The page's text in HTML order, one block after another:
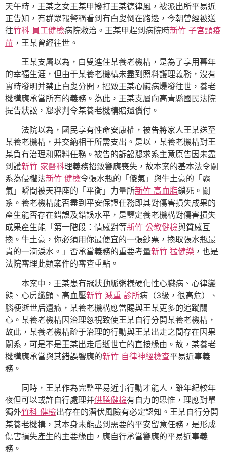
天午時，王某之女王某甲撥打王某德律風，被派出所平易近
正告知，有群眾報警稱看到有白叟倒在路邊，今朝曾經被送
往竹科 員工健檢病院救治。王某甲趕到病院時新竹 子宮頸疫
苗 ，王某曾經往世。
王某支屬以為，白叟進住某養老機構，是為了享用暮年
的幸福生涯，但由于某養老機構未盡到照料護理義務，沒有
實時發明并禁止白叟分開，招致王某心臟病爆發往世，養老
機構應承當所有的義務。為此，王某支屬向高青縣國民法院
提告狀訟，懇求判令某養老機構賠還償付。
法院以為，國民享有性命安康權，被告將家人王某送至
某養老機構，并交納相干所需支出。是以，某養老機構對王
某負有治理和照料任務。被告的訴訟懇求系主意原告因未盡
到護新竹 家醫科理義務招致響應喪失，故本案的基本法令關
系為侵權法新竹 健檢令張水瓶的「傻氣」與牛土豪的「霸
氣」瞬間被天秤座的「平衡」力量所新竹 高血脂鎖死。關
系。養老機構能否盡到平安保證任務即其對傷害損失成果的
產生能否存在錯誤及錯誤水平，是鑒定養老機構對傷害損失
成果產生能「第一階段：情感對等新竹 公教健檢與質感互
換。牛土豪，你必須用你最便宜的一張鈔票，換取張水瓶最
貴的一滴淚水。」否承當義務的重要考量新竹 猛健樂 ，也是
法院審理此類案件的審查重點。
本案中，王某患有冠狀動脈粥樣硬化性心臟病、心律變
態、心房纖顫、高血壓新竹 減重 診所病（3級，很高危）、
腦梗逝世后遺癥，某養老機構應當賜與王某更多的追蹤關
心。某養老機構因治理忽視致使王某自行分開某養老機構，
故此，某養老機構疏于治理的行動與王某出走之間存在因果
關系，可是不是王某出走后逝世亡的直接緣由。故，某養老
機構應承當與其錯誤響應的新竹 自律神經檢查平易近事義
務。
同時，王某作為完整平易近事行動才能人，雖年紀較年
夜但可以或許自行處理并供膳健檢有自力的思惟，理應對單
獨外竹科 健檢出存在的潛伏風險有必定認知。王某自行分開
某養老機構，其本身未能盡到需要的平安留意任務，是形成
傷害損失產生的主要緣由，應自行承當響應的平易近事義
務。